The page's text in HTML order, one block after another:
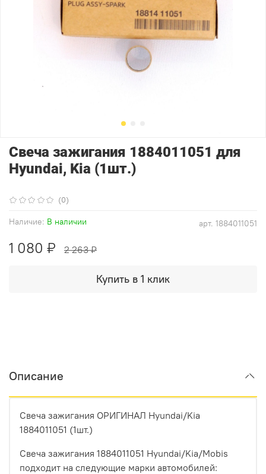
(0)
арт. 1884011051
Наличие: В наличии
Свеча зажигания 1884011051 для
Hyundai, Kia (1шт.)
1 080 ₽ 2 263 ₽
Купить в 1 клик
Описание
Свеча зажигания ОРИГИНАЛ Hyundai/Kia
1884011051 (1шт.)
Свеча зажигания 1884011051 Hyundai/Kia/Mobis
подходит на следующие марки автомобилей: